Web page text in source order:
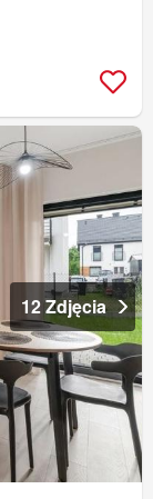
12 Zdjęcia